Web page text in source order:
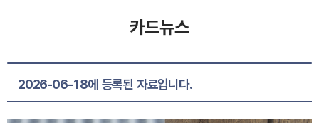
카드뉴스
2026-06-18에 등록된 자료입니다.